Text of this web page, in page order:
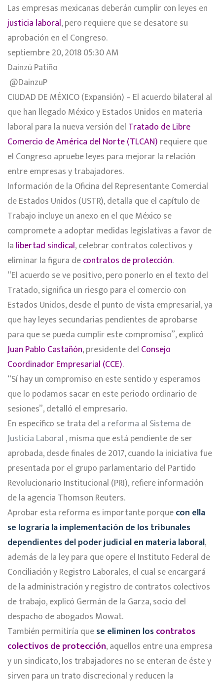
Las empresas mexicanas deberán cumplir con leyes en
justicia laboral, pero requiere que se desatore su
aprobación en el Congreso.
septiembre 20, 2018 05:30 AM
Dainzú Patiño
@DainzuP
CIUDAD DE MÉXICO (Expansión) – El acuerdo bilateral al
que han llegado México y Estados Unidos en materia
laboral para la nueva versión del Tratado de Libre
Comercio de América del Norte (TLCAN) requiere que
el Congreso apruebe leyes para mejorar la relación
entre empresas y trabajadores.
Información de la Oficina del Representante Comercial
de Estados Unidos (USTR), detalla que el capítulo de
Trabajo incluye un anexo en el que México se
compromete a adoptar medidas legislativas a favor de
la libertad sindical, celebrar contratos colectivos y
eliminar la figura decontratos de protección.
“El acuerdo se ve positivo, pero ponerlo en el texto del
Tratado, significa un riesgo para el comercio con
Estados Unidos, desde el punto de vista empresarial, ya
que hay leyes secundarias pendientes de aprobarse
para que se pueda cumplir este compromiso”, explicó
Juan Pablo Castañón, presidente del Consejo
Coordinador Empresarial (CCE).
“Sí hay un compromiso en este sentido y esperamos
que lo podamos sacar en este periodo ordinario de
sesiones”, detalló el empresario.
En específico se trata del a reforma al Sistema de
Justicia Laboral , misma que está pendiente de ser
aprobada, desde finales de 2017, cuando la iniciativa fue
presentada por el grupo parlamentario del Partido
Revolucionario Institucional (PRI), refiere información
de la agencia Thomson Reuters.
Aprobar esta reforma es importante porquecon ella
se lograría la implementación de los tribunales
dependientes del poder judicial en materia laboral,
además de la ley para que opere el Instituto Federal de
Conciliación y Registro Laborales, el cual se encargará
de la administración y registro de contratos colectivos
de trabajo, explicó Germán de la Garza, socio del
despacho de abogados Mowat.
También permitiría quese eliminen loscontratos
colectivos de protección, aquellos entre una empresa
y un sindicato, los trabajadores no se enteran de éste y
sirven para un trato discrecional y reducen la